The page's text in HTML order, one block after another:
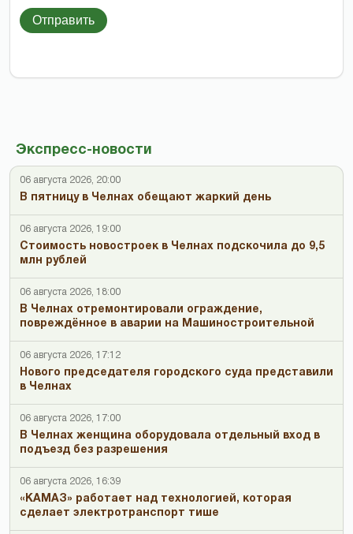
Экспресс-новости
06 августа 2026, 20:00
В пятницу в Челнах обещают жаркий день
06 августа 2026, 19:00
Стоимость новостроек в Челнах подскочила до 9,5
млн рублей
06 августа 2026, 18:00
В Челнах отремонтировали ограждение,
повреждённое в аварии на Машиностроительной
06 августа 2026, 17:12
Нового председателя городского суда представили
в Челнах
06 августа 2026, 17:00
В Челнах женщина оборудовала отдельный вход в
подъезд без разрешения
06 августа 2026, 16:39
«КАМАЗ» работает над технологией, которая
сделает электротранспорт тише
Отправить